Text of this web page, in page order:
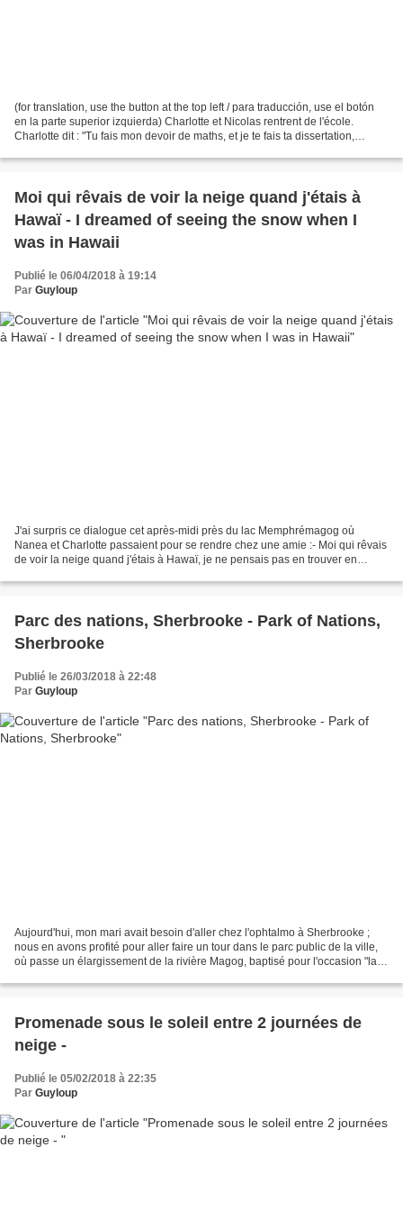
(for translation, use the button at the top left / para traducción, use el botón
en la parte superior izquierda) Charlotte et Nicolas rentrent de l'école.
Charlotte dit : "Tu fais mon devoir de maths, et je te fais ta dissertation,
Moi qui rêvais de voir la neige quand j'étais à
Hawaï - I dreamed of seeing the snow when I
was in Hawaii
Publié le 06/04/2018 à 19:14
Par Guyloup
J'ai surpris ce dialogue cet après-midi près du lac Memphrémagog où
Nanea et Charlotte passaient pour se rendre chez une amie :- Moi qui rêvais
de voir la neige quand j'étais à Hawaï, je ne pensais pas en trouver en
Parc des nations, Sherbrooke - Park of Nations,
Sherbrooke
Publié le 26/03/2018 à 22:48
Par Guyloup
Aujourd'hui, mon mari avait besoin d'aller chez l'ophtalmo à Sherbrooke ;
nous en avons profité pour aller faire un tour dans le parc public de la ville,
où passe un élargissement de la rivière Magog, baptisé pour l'occasion "lac
Promenade sous le soleil entre 2 journées de
neige -
Publié le 05/02/2018 à 22:35
Par Guyloup